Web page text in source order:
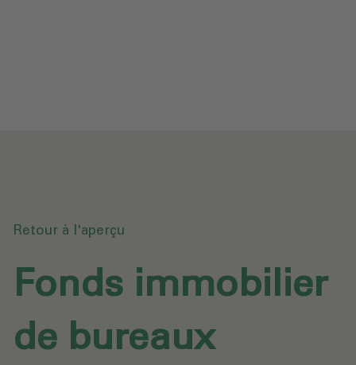
Retour à l'aperçu
Fonds immobilier
de bureaux